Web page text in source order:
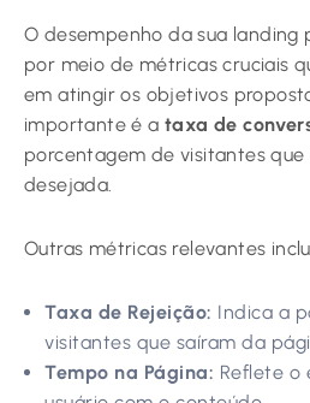
O desempenho da sua
por meio de métricas cruciais
em atingir os objetivos
importante é ataxa de
porcentagem de visitantes
desejada.
Outras métricas relevantes
Taxa de Rejeição: Indica a
visitantes que saíram da
Tempo na Página: Reflete o